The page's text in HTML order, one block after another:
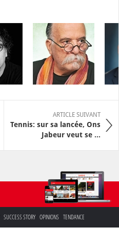
ARTICLE SUIVANT
Tennis: sur sa lancée, Ons
Jabeur veut se ...
SUCCESS STORY OPINIONS TENDANCE